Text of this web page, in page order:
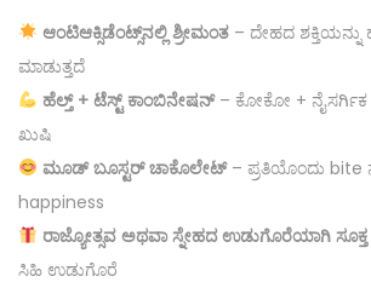
ಆಂಟಿಆಕ್ಸಿಡೆಂಟ್ಸ್‌ನಲ್ಲಿ ಶ್ರೀಮಂತ– ದೇಹದ ಶಕ್ತಿಯನ್ನು
ಮಾಡುತ್ತದೆ
ಹೆಲ್ತ್ + ಟೆಸ್ಟ್ ಕಾಂಬಿನೇಷನ್– ಕೋಕೋ + ನೈಸರ್ಗಿಕ
ಖುಷಿ
ಮೂಡ್ ಬೂಸ್ಟರ್ ಚಾಕೊಲೇಟ್– ಪ್ರತಿಯೊಂದು bite
happiness
ರಾಜ್ಯೋತ್ಸವ ಅಥವಾ ಸ್ನೇಹದ ಉಡುಗೊರೆಯಾಗಿ ಸೂಕ್ತ
ಸಿಹಿ ಉಡುಗೊರೆ